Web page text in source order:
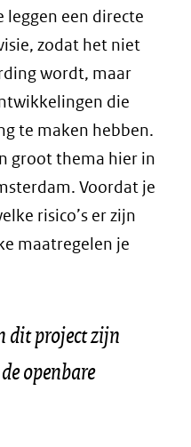
leggen een directe
zodat het niet
wordt, maar
die
te maken hebben.
groot thema hier in
Voordat je
risico’s er zijn
maatregelen je
dit project zijn
openbare